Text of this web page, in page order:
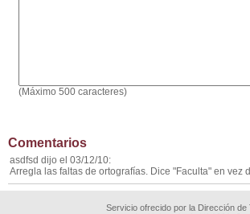
(Máximo 500 caracteres)
Comentarios
asdfsd dijo el 03/12/10:
Arregla las faltas de ortografías. Dice "Faculta" en vez
Servicio ofrecido por la Dirección